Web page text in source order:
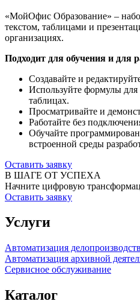
«МойОфис Образование» –
текстом, таблицами и
организациях.
Подходит для обучения и для
Создавайте и
Используйте формулы для
таблицах.
Просматривайте и
Работайте без
Обучайте
встроенной среды
Оставить заявку
В ШАГЕ ОТ УСПЕХА
Начните цифровую
Оставить заявку
Услуги
Автоматизация
Автоматизация архивной
Сервисное обслуживание
Каталог